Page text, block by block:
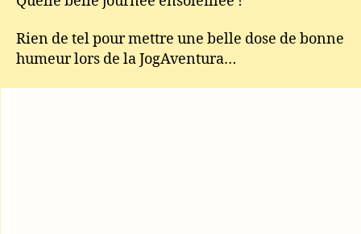
et
les
Rien de tel pour mettre une belle dose de bonne
humeur lors de la JogAventura…